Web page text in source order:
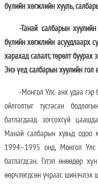
бүлийн хөгжлийн хууль,
-Танай салбарын
бүлийн хөгжлийн асуудлаарх
харахад салалт, төрөлт буурах
Энэ үед салбарын хуулийн гол
-Монгол Улс анх удаа гэр
ойлголтыг тусгасан
батлагдаад зогсохгүй
Манай салбарын хувьд одоо
1994–1995 онд, Монгол
батлагдсан. Гэтэл өнөөдөр
өөрчлөгдсөн учраас шинэчлэх